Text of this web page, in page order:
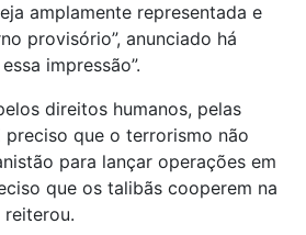
amplamente representada e
provisório”, anunciado há
impressão”.
direitos humanos, pelas
preciso que o terrorismo não
para lançar operações em
que os talibãs cooperem na
reiterou.